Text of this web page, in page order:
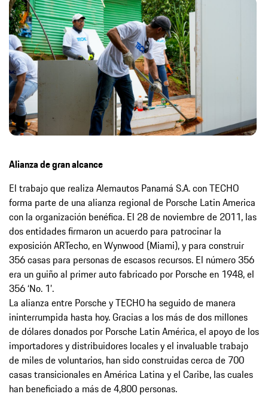
Alianza de gran alcance
El trabajo que realiza Alemautos Panamá S.A. con TECHO
forma parte de una alianza regional de Porsche Latin America
con la organización benéfica. El 28 de noviembre de 2011, las
dos entidades firmaron un acuerdo para patrocinar la
exposición ARTecho, en Wynwood (Miami), y para construir
356 casas para personas de escasos recursos. El número 356
era un guiño al primer auto fabricado por Porsche en 1948, el
356 ‘No. 1’.
La alianza entre Porsche y TECHO ha seguido de manera
ininterrumpida hasta hoy. Gracias a los más de dos millones
de dólares donados por Porsche Latin América, el apoyo de los
importadores y distribuidores locales y el invaluable trabajo
de miles de voluntarios, han sido construidas cerca de 700
casas transicionales en América Latina y el Caribe, las cuales
han beneficiado a más de 4,800 personas.